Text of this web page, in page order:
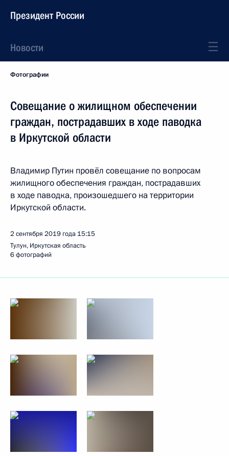
Президент России
Новости
Фотографии
Совещание о жилищном обеспечении
граждан, пострадавших в ходе паводка
в Иркутской области
Владимир Путин провёл совещание по вопросам
жилищного обеспечения граждан, пострадавших
в ходе паводка, произошедшего на территории
Иркутской области.
2 сентября 2019 года 15:15
Тулун, Иркутская область
6 фотографий